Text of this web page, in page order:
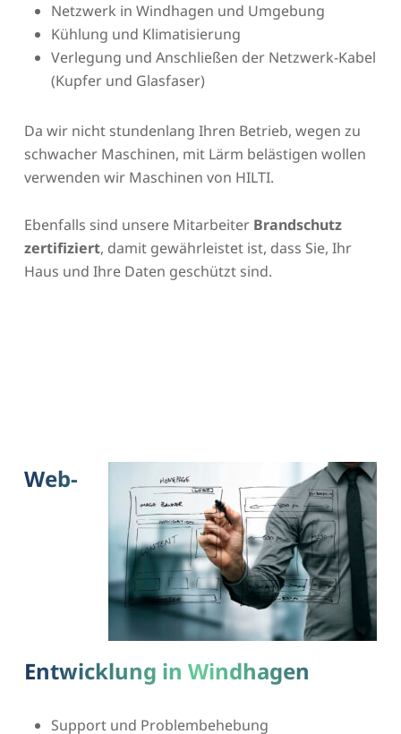
Netzwerk in Windhagen und Umgebung
Kühlung und Klimatisierung
Verlegung und Anschließen der Netzwerk-Kabel
(Kupfer und Glasfaser)
Da wir nicht stundenlang Ihren Betrieb, wegen zu
schwacher Maschinen, mit Lärm belästigen wollen
verwenden wir Maschinen von HILTI.
Ebenfalls sind unsere Mitarbeiter Brandschutz
zertifiziert, damit gewährleistet ist, dass Sie, Ihr
Haus und Ihre Daten geschützt sind.
Web-
Entwicklung in Windhagen
Support und Problembehebung